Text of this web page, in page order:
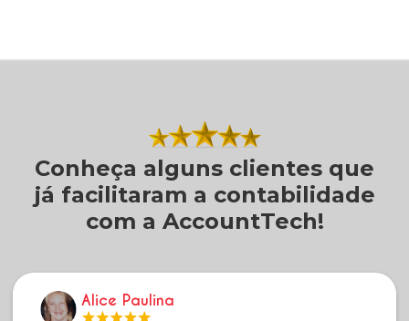
Conheça alguns clientes que
já facilitaram a contabilidade
com a AccountTech!
Alice Paulina